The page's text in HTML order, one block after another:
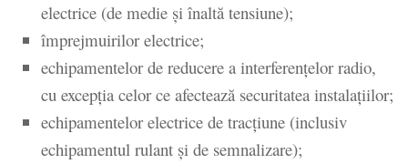
electrice (de medie și înaltă tensiune);
împrejmuirilor electrice;
echipamentelor de reducere a interferențelor radio,
cu excepția celor ce afectează securitatea instalațiilor;
echipamentelor electrice de tracțiune (inclusiv
echipamentul rulant și de semnalizare);